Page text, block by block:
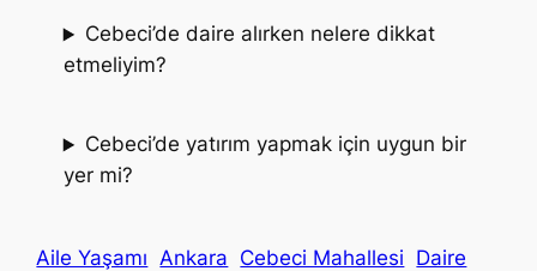
Cebeci’de daire alırken nelere dikkat
etmeliyim?
Cebeci’de yatırım yapmak için uygun bir
yer mi?
Aile Yaşamı Ankara Cebeci Mahallesi Daire